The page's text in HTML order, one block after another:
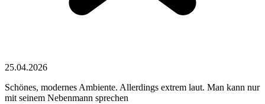
25.04.2026
Schönes, modernes Ambiente. Allerdings extrem laut. Man kann nur
mit seinem Nebenmann sprechen